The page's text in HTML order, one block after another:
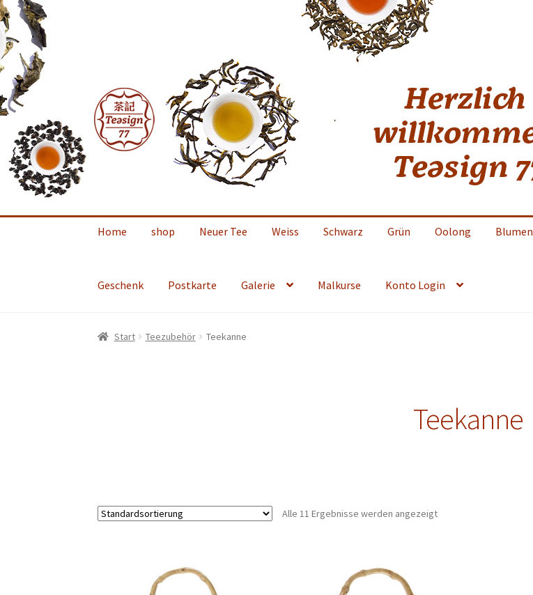
Home shop Neuer Tee Weiss Schwarz Grün Oolong Blumen
Geschenk Postkarte Galerie Malkurse Konto Login
Start Teezubehör Teekanne
Teekanne
Alle 11 Ergebnisse werden angezeigt